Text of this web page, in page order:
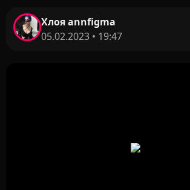
Хлоя annfigma
05.02.2023 • 19:47